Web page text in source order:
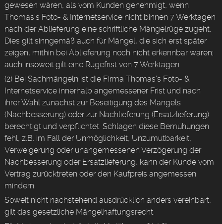
gewesen wären, als vom Kunden genehmigt, wenn
Thomas’s Foto- & Internetservice nicht binnen 7 Werktagen
nach der Ablieferung eine schriftliche Mängelrüge zugeht.
Dies gilt sinngemäß auch für Mängel, die sich erst später
zeigen, mithin bei Ablieferung noch nicht erkennbar waren;
auch insoweit gilt eine Rügefrist von 7 Werktagen.
(2) Bei Sachmängeln ist die Firma Thomas’s Foto- &
Internetservice innerhalb angemessener Frist und nach
ihrer Wahl zunächst zur Beseitigung des Mangels
(Nachbesserung) oder zur Nachlieferung (Ersatzlieferung)
berechtigt und verpflichtet. Schlagen diese Bemühungen
fehl, z.B. im Fall der Unmöglichkeit, Unzumutbarkeit,
Verweigerung oder unangemessenen Verzögerung der
Nachbesserung oder Ersatzlieferung, kann der Kunde vom
Vertrag zurücktreten oder den Kaufpreis angemessen
mindern.
Soweit nicht nachstehend ausdrücklich anders vereinbart,
gilt das gesetzliche Mängelhaftungsrecht.